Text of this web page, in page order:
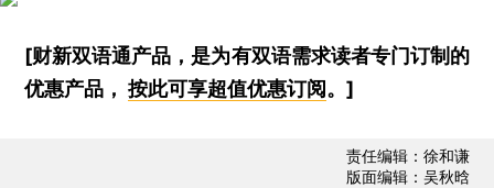
[财新双语通产品，是为有双语需求读者专门订制的
优惠产品，按此可享超值优惠订阅。]
责任编辑：徐和谦
版面编辑：吴秋晗